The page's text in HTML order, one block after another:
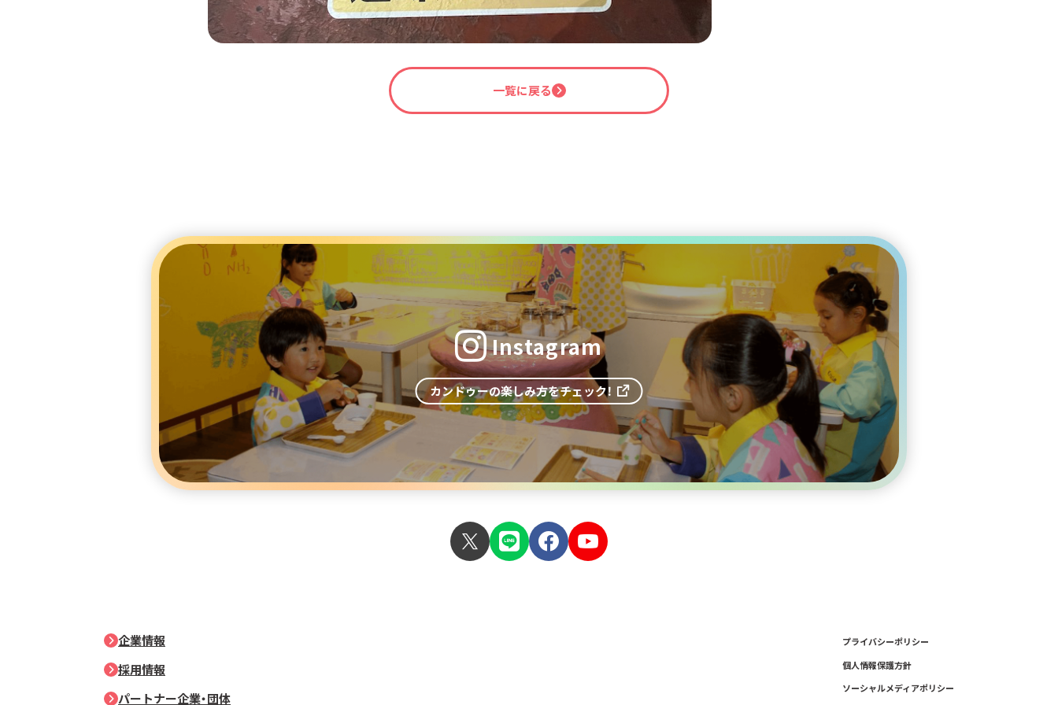
一覧に戻る
Instagram
カンドゥーの楽しみ方をチェック！
企業情報
採用情報
パートナー企業・団体
プライバシーポリシー
個人情報保護方針
ソーシャルメディアポリシー